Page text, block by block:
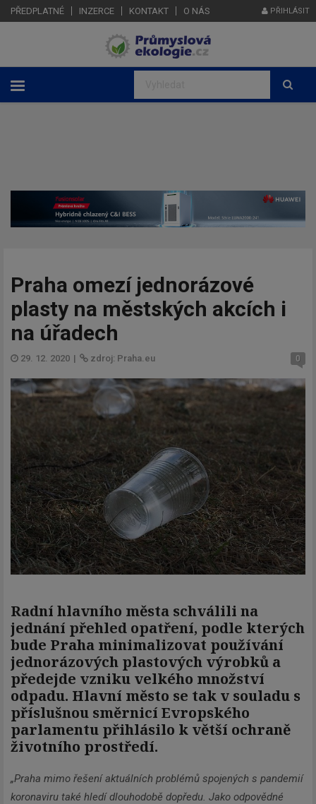
PŘEDPLATNÉ INZERCE KONTAKT O NÁS PŘIHLÁSIT
Praha omezí jednorázové
plasty na městských akcích i
na úřadech
29. 12. 2020 | zdroj: Praha.eu 0
Radní hlavního města schválili na
jednání přehled opatření, podle kterých
bude Praha minimalizovat používání
jednorázových plastových výrobků a
předejde vzniku velkého množství
odpadu. Hlavní město se tak v souladu s
příslušnou směrnicí Evropského
parlamentu přihlásilo k větší ochraně
životního prostředí.
„Praha mimo řešení aktuálních problémů spojených s pandemií
koronaviru také hledí dlouhodobě dopředu. Jako odpovědné